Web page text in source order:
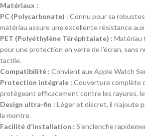
Matériaux :
PC (Polycarbonate) : Connu pour sa
matériau assure une excellente résistance
PET (Polyéthylène Téréphtalate) : Matériau
pour une protection en verre de l’écran, sans
tactile.
Compatibilité : Convient aux Apple Watch
Protection intégrale : Couverture complète
protégeant efficacement contre les rayures,
Design ultra-fin : Léger et discret, il n’ajoute
la montre.
Facilité d’installation : S’enclenche